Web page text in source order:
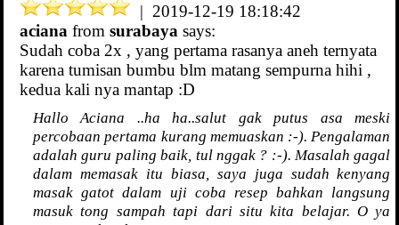
| 2019-12-19 18:18:42
aciana from surabaya says:
Sudah coba 2x , yang pertama rasanya aneh ternyata
karena tumisan bumbu blm matang sempurna hihi ,
kedua kali nya mantap :D
Hallo Aciana ..ha ha..salut gak putus asa meski
percobaan pertama kurang memuaskan :-). Pengalaman
adalah guru paling baik, tul nggak ? :-). Masalah gagal
dalam memasak itu biasa, saya juga sudah kenyang
masak gatot dalam uji coba resep bahkan langsung
masuk tong sampah tapi dari situ kita belajar. O ya